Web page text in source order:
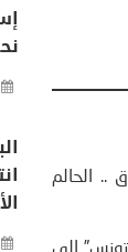
.. الحالم